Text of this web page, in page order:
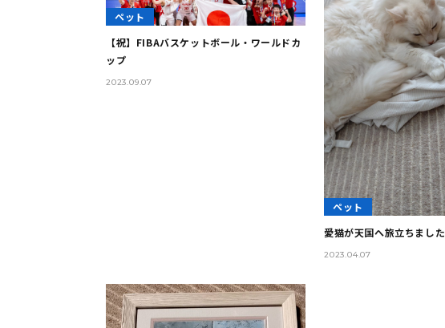
ペット
【祝】FIBAバスケットボール・ワールドカ
ップ
2023.09.07
ペット
愛猫が天国へ旅立ちました
2023.04.07